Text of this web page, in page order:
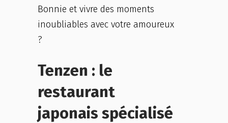
Bonnie et vivre des moments
inoubliables avec votre amoureux
?
Tenzen : le
restaurant
japonais spécialisé